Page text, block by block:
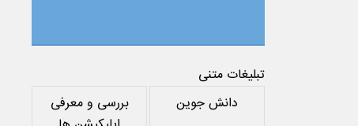
تبلیغات متنی
دانش جوین
بررسی و معرفی